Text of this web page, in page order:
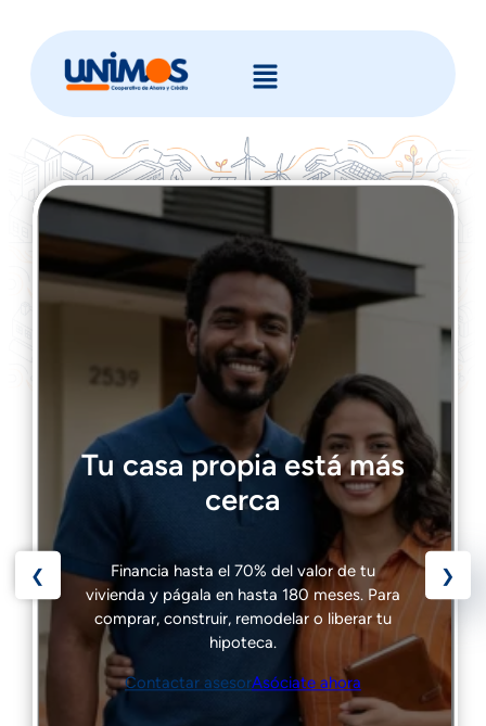
Dale play a tus estudios
Financia la educación de tu núcleo familiar:
técnico, tecnólogo, pregrado y posgrado.
Contactar asesorAsóciate ahora